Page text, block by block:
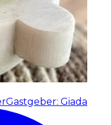
Gastgeber: Giada